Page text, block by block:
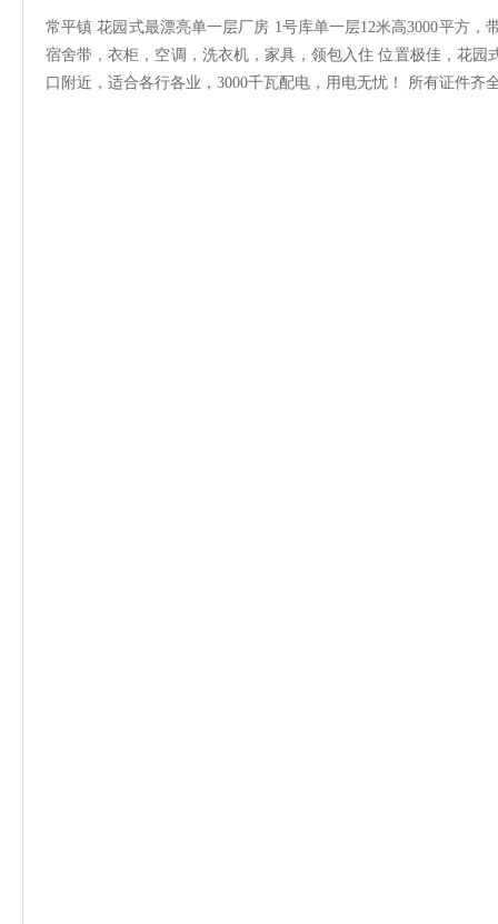
常平镇 花园式最漂亮单一层厂房 1号库单一层12米高3000平方，
宿舍带，衣柜，空调，洗衣机，家具，领包入住 位置极佳，花
口附近，适合各行各业，3000千瓦配电，用电无忧！ 所有证件齐